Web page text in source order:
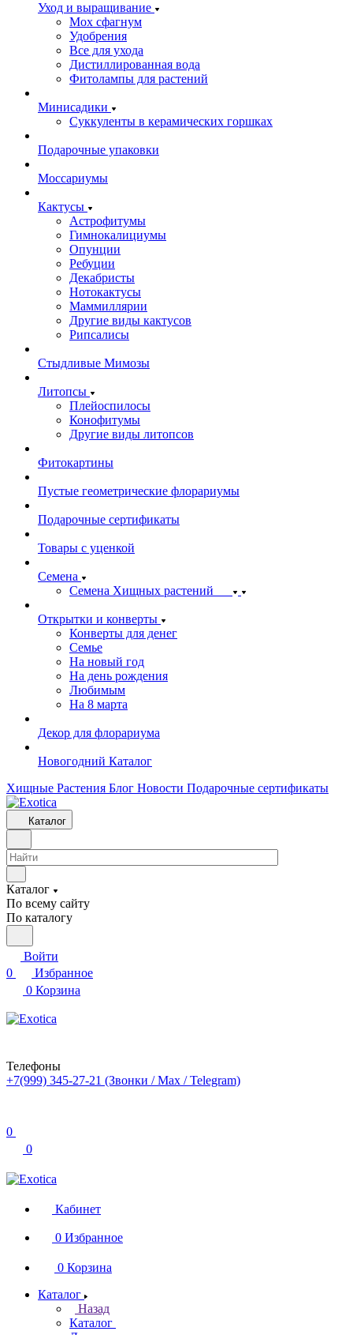
Уход и выращивание
Мох сфагнум
Удобрения
Все для ухода
Дистиллированная вода
Фитолампы для растений
Минисадики
Суккуленты в керамических горшках
Подарочные упаковки
Моссариумы
Кактусы
Астрофитумы
Гимнокалициумы
Опунции
Ребуции
Декабристы
Нотокактусы
Маммиллярии
Другие виды кактусов
Рипсалисы
Стыдливые Мимозы
Литопсы
Плейоспилосы
Конофитумы
Другие виды литопсов
Фитокартины
Пустые геометрические флорариумы
Подарочные сертификаты
Товары с уценкой
Семена
Семена Хищных растений
Открытки и конверты
Конверты для денег
Семье
На новый год
На день рождения
Любимым
На 8 марта
Декор для флорариума
Новогодний Каталог
Хищные Растения Блог Новости Подарочные сертификаты
Каталог
Каталог
По всему сайту
По каталогу
Войти
0
Избранное
0 Корзина
Телефоны
+7(999) 345-27-21 (Звонки / Max / Telegram)
0
0
Кабинет
0 Избранное
0 Корзина
Каталог
Назад
Каталог